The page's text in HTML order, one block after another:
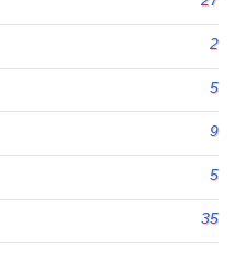
2
5
9
5
35